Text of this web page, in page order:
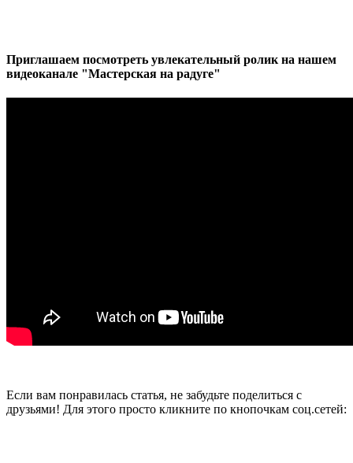
Приглашаем посмотреть увлекательный ролик на нашем
видеоканале "Мастерская на радуге"
Если вам понравилась статья, не забудьте поделиться с
друзьями! Для этого просто кликните по кнопочкам соц.сетей: